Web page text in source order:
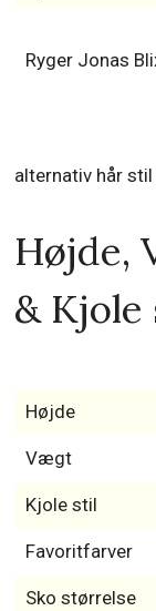
Ryger Jonas
alternativ hår
Højde,
& Kjole
Højde
Vægt
Kjole stil
Favoritfarver
Sko størrelse